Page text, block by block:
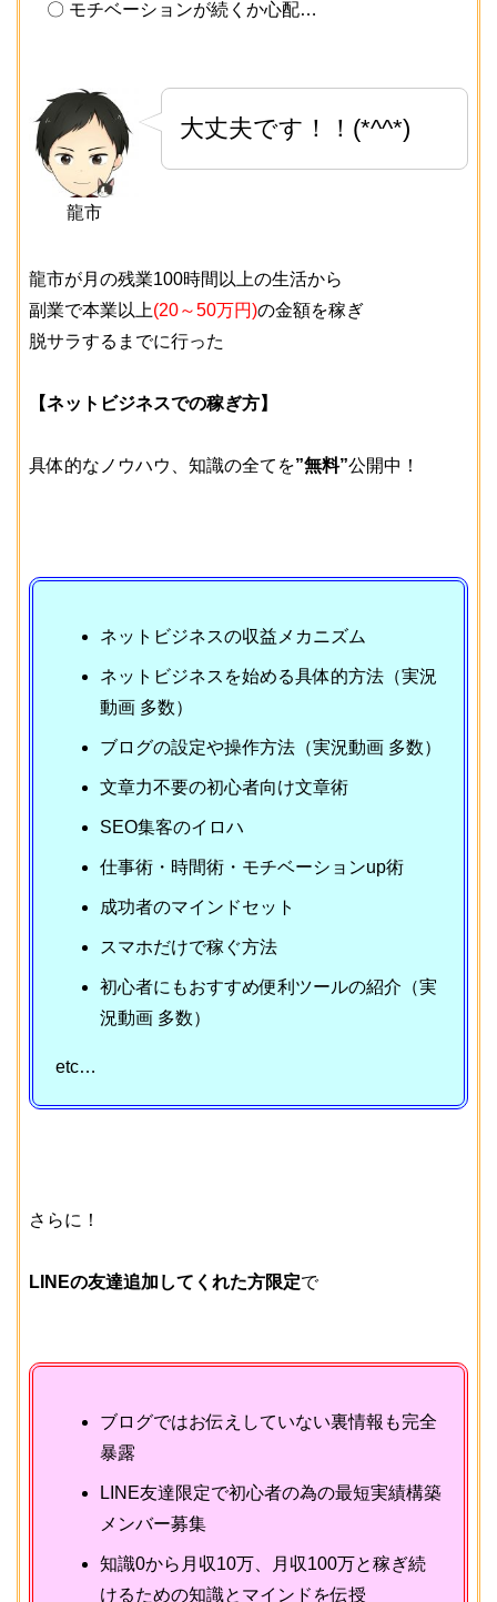
〇 モチベーションが続くか心配…
龍市
大丈夫です！！(*^^*)
龍市が月の残業100時間以上の生活から
副業で本業以上(20～50万円)の金額を稼ぎ
脱サラするまでに行った
【ネットビジネスでの稼ぎ方】
具体的なノウハウ、知識の全てを”無料”公開中！
ネットビジネスの収益メカニズム
ネットビジネスを始める具体的方法（実況
動画 多数）
ブログの設定や操作方法（実況動画 多数）
文章力不要の初心者向け文章術
SEO集客のイロハ
仕事術・時間術・モチベーションup術
成功者のマインドセット
スマホだけで稼ぐ方法
初心者にもおすすめ便利ツールの紹介（実
況動画 多数）
etc…
さらに！
LINEの友達追加してくれた方限定で
ブログではお伝えしていない裏情報も完全
暴露
LINE友達限定で初心者の為の最短実績構築
メンバー募集
知識0から月収10万、月収100万と稼ぎ続
けるための知識とマインドを伝授